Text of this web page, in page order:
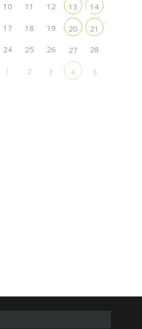
10 11 12 13 14
17 18 19 20 21
24 25 26 27 28
1 2 3 4 5